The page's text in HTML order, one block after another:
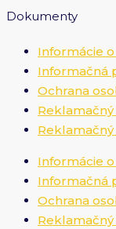
Dokumenty
Informácie
Informačná
Ochrana
Informácie
Informačná
Ochrana